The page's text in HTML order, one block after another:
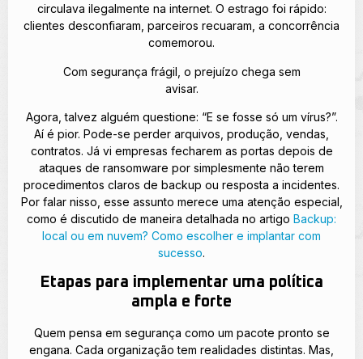
circulava ilegalmente na internet. O estrago foi rápido:
clientes desconfiaram, parceiros recuaram, a concorrência
comemorou.
Com segurança frágil, o prejuízo chega sem
avisar.
Agora, talvez alguém questione: “E se fosse só um vírus?”.
Aí é pior. Pode-se perder arquivos, produção, vendas,
contratos. Já vi empresas fecharem as portas depois de
ataques de ransomware por simplesmente não terem
procedimentos claros de backup ou resposta a incidentes.
Por falar nisso, esse assunto merece uma atenção especial,
como é discutido de maneira detalhada no artigo Backup:
local ou em nuvem? Como escolher e implantar com
sucesso.
Etapas para implementar uma política
ampla e forte
Quem pensa em segurança como um pacote pronto se
engana. Cada organização tem realidades distintas. Mas,